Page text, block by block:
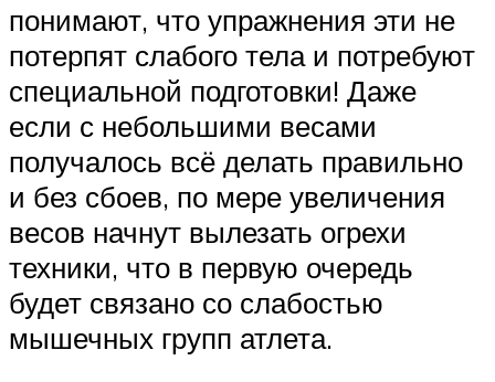
понимают, что упражнения эти не
потерпят слабого тела и потребуют
специальной подготовки! Даже
если с небольшими весами
получалось всё делать правильно
и без сбоев, по мере увеличения
весов начнут вылезать огрехи
техники, что в первую очередь
будет связано со слабостью
мышечных групп атлета.